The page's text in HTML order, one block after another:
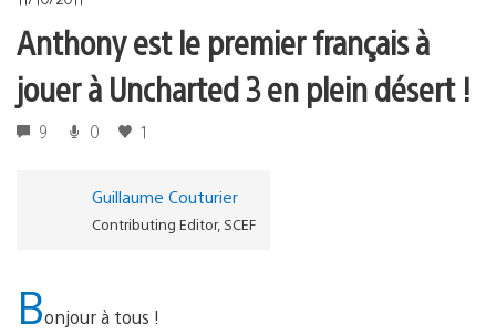
Anthony est le premier français à
jouer à Uncharted 3 en plein désert !
9 0 1
Guillaume Couturier
Contributing Editor, SCEF
Bonjour à tous !